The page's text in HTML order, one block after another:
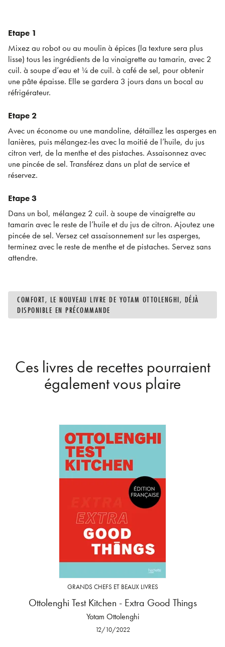
Etape 1
Mixez au robot ou au moulin à épices (la texture sera plus
lisse) tous les ingrédients de la vinaigrette au tamarin, avec 2
cuil. à soupe d’eau et ¼ de cuil. à café de sel, pour obtenir
une pâte épaisse. Elle se gardera 3 jours dans un bocal au
réfrigérateur.
Etape 2
Avec un économe ou une mandoline, détaillez les asperges en
lanières, puis mélangez-les avec la moitié de l’huile, du jus
citron vert, de la menthe et des pistaches. Assaisonnez avec
une pincée de sel. Transférez dans un plat de service et
réservez.
Etape 3
Dans un bol, mélangez 2 cuil. à soupe de vinaigrette au
tamarin avec le reste de l’huile et du jus de citron. Ajoutez une
pincée de sel. Versez cet assaisonnement sur les asperges,
terminez avec le reste de menthe et de pistaches. Servez sans
attendre.
COMFORT, LE NOUVEAU LIVRE DE YOTAM OTTOLENGHI, DÉJÀ
DISPONIBLE EN PRÉCOMMANDE
Ces livres de recettes pourraient
également vous plaire
GRANDS CHEFS ET BEAUX LIVRES
Ottolenghi Test Kitchen - Extra Good Things
Yotam Ottolenghi
12/10/2022